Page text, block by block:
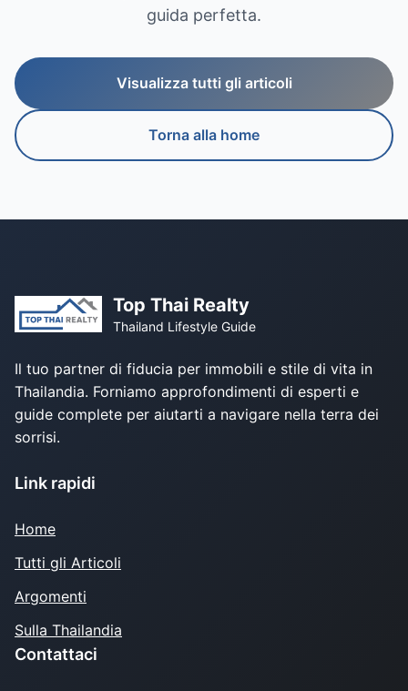
guida perfetta.
Visualizza tutti gli articoli
Torna alla home
Top Thai Realty
Thailand Lifestyle Guide
Il tuo partner di fiducia per immobili e stile di vita in
Thailandia. Forniamo approfondimenti di esperti e
guide complete per aiutarti a navigare nella terra dei
sorrisi.
Link rapidi
Home
Tutti gli Articoli
Argomenti
Sulla Thailandia
Contattaci